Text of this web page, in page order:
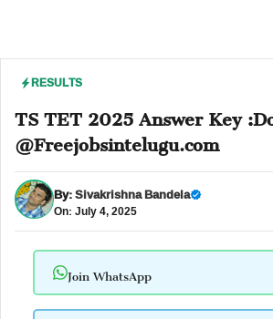
RESULTS
TS TET 2025 Answer Key
@Freejobsintelugu.com
By:Sivakrishna Bandela
On: July 4, 2025
Join WhatsApp